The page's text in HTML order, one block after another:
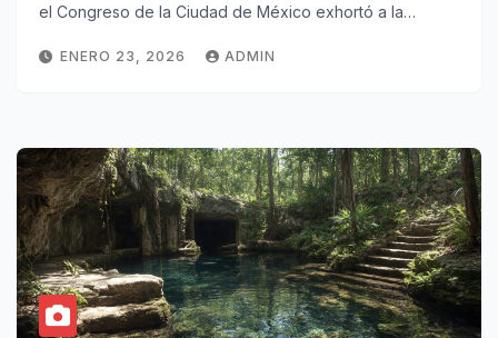
el Congreso de la Ciudad de México exhortó a la…
ENERO 23, 2026 ADMIN